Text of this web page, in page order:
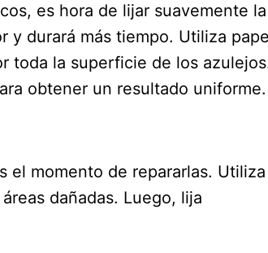
es hora de lijar suavemente la
y durará más tiempo. Utiliza
toda la superficie de los
obtener un resultado uniforme.
el momento de repararlas. Utiliza
dañadas. Luego, lija